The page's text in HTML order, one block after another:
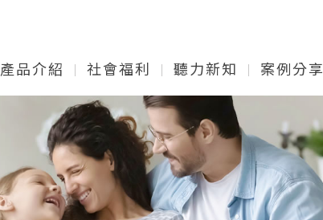
產品介紹 社會福利 聽力新知 案例分享